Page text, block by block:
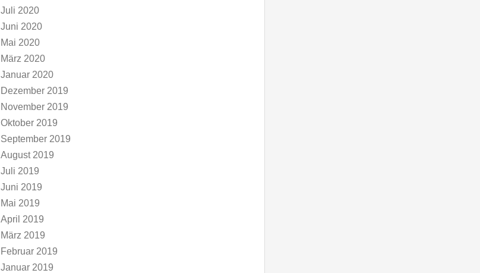
Juli 2020
Juni 2020
Mai 2020
März 2020
Januar 2020
Dezember 2019
November 2019
Oktober 2019
September 2019
August 2019
Juli 2019
Juni 2019
Mai 2019
April 2019
März 2019
Februar 2019
Januar 2019